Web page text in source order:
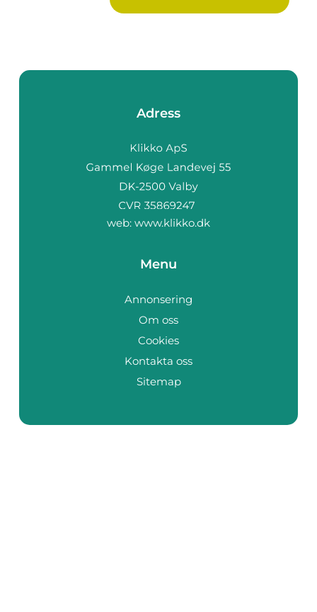
Adress
web: www.klikko.dk
Menu
Annonsering
Om oss
Cookies
Kontakta oss
Sitemap